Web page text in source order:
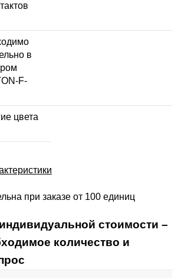
в
F-
цвета
при заказе от 100 единиц
стоимости –
количество и